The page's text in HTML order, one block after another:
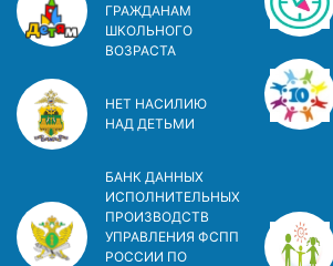
ГРАЖДАНАМ
ШКОЛЬНОГО
ВОЗРАСТА
НЕТ НАСИЛИЮ
НАД ДЕТЬМИ
БАНК ДАННЫХ
ИСПОЛНИТЕЛЬНЫХ
ПРОИЗВОДСТВ
УПРАВЛЕНИЯ ФСПП
РОССИИ ПО